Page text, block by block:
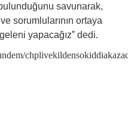
savunarak,
sorumlularının ortaya
yapacağız” dedi.